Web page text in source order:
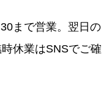
まで営業。翌日の
休業はSNSでご確